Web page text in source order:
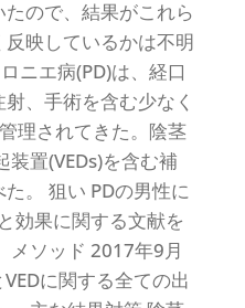
ので、結果がこれら
映しているかは不明
ニエ病(PD)は、経口
、手術を含む少なく
理されてきた。陰茎
装置(VEDs)を含む補
。 狙い PDの男性に
効果に関する文献を
メソッド 2017年9月
に関する全ての出